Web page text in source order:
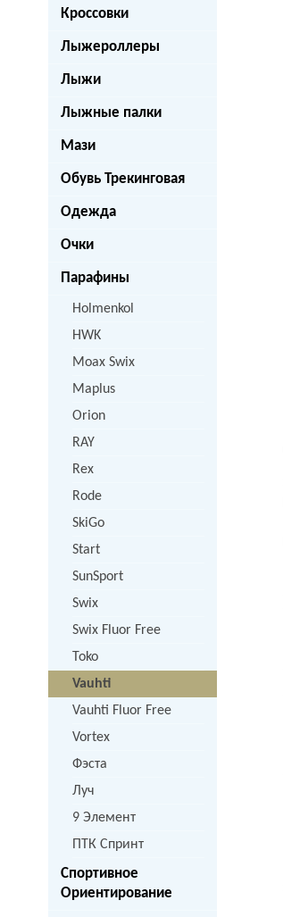
Кроссовки
Лыжероллеры
Лыжи
Лыжные палки
Мази
Обувь Трекинговая
Одежда
Очки
Парафины
Holmenkol
HWK
Moax Swix
Maplus
Orion
RAY
Rex
Rode
SkiGo
Start
SunSport
Swix
Swix Fluor Free
Toko
Vauhti
Vauhti Fluor Free
Vortex
Фэста
Луч
9 Элемент
ПТК Спринт
Спортивное
Ориентирование